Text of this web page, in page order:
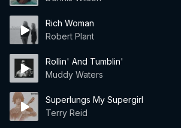
Rich Woman
Robert Plant
Rollin' And Tumblin'
Muddy Waters
Superlungs My Supergirl
Terry Reid